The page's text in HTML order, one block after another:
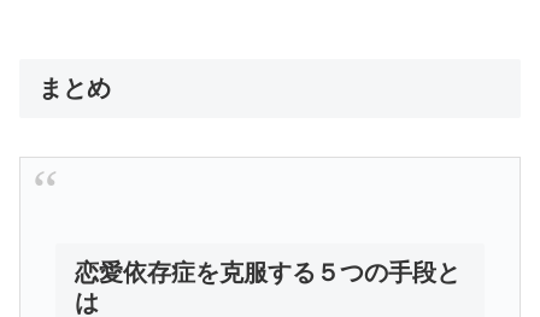
まとめ
恋愛依存症を克服する５つの手段と
は